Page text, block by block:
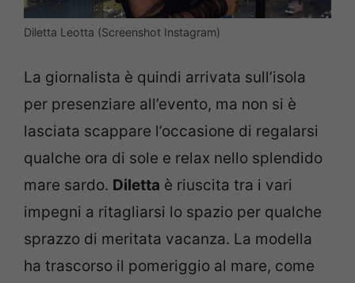
Diletta Leotta (Screenshot Instagram)
La giornalista è quindi arrivata sull’isola
per presenziare all’evento, ma non si è
lasciata scappare l’occasione di regalarsi
qualche ora di sole e relax nello splendido
mare sardo. Diletta è riuscita tra i vari
impegni a ritagliarsi lo spazio per qualche
sprazzo di meritata vacanza. La modella
ha trascorso il pomeriggio al mare, come